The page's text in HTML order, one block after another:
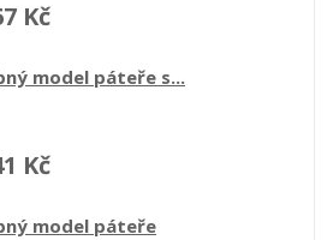
Model bederní páteře s...
Model bederní páteře s...